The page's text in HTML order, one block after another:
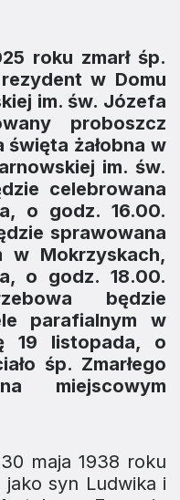
roku zmarł śp.
w Domu
im. św. Józefa
proboszcz
święta żałobna w
im. św.
celebrowana
o godz. 16.00.
sprawowana
w Mokrzyskach,
o godz. 18.00.
będzie
parafialnym w
19 listopada, o
śp. Zmarłego
miejscowym
maja 1938 roku
syn Ludwika i